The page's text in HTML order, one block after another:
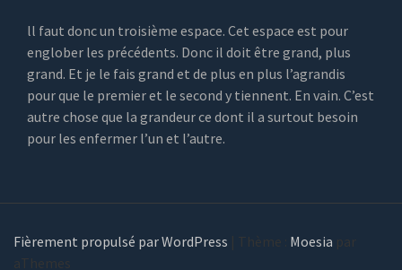
ll faut donc un troisième espace. Cet espace est pour
englober les précédents. Donc il doit être grand, plus
grand. Et je le fais grand et de plus en plus l’agrandis
pour que le premier et le second y tiennent. En vain. C’est
autre chose que la grandeur ce dont il a surtout besoin
pour les enfermer l’un et l’autre.
Fièrement propulsé par WordPress | Thème : Moesia par
aThemes